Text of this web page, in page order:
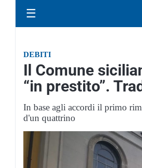
☰
DEBITI
Il Comune
“in prestito”.
In base agli accordi il primo
d'un quattrino